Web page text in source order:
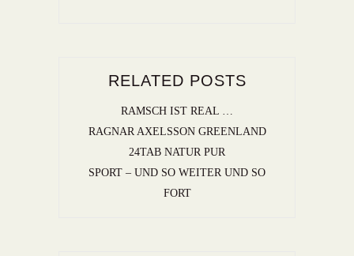
RELATED POSTS
RAMSCH IST REAL …
RAGNAR AXELSSON GREENLAND
24TAB NATUR PUR
SPORT – UND SO WEITER UND SO
FORT